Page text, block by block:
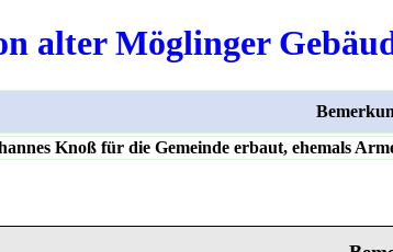
alter Möglinger
Knoß für die Gemeinde erbaut, ehemals